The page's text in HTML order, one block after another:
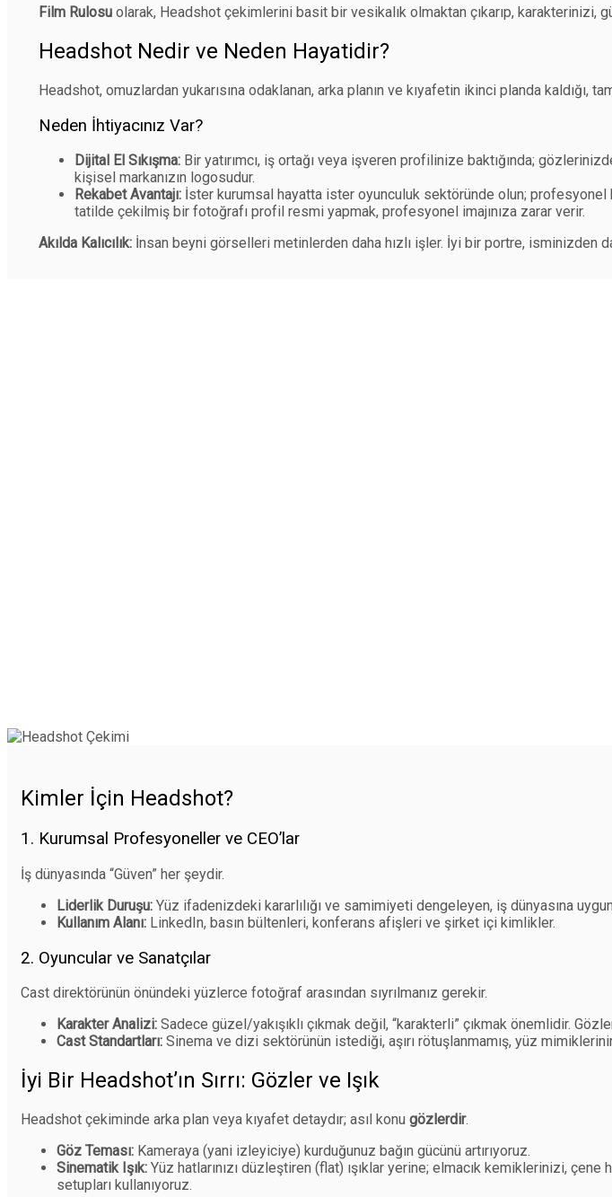
Film Rulosu olarak, Headshot çekimlerini basit bir vesikalık olmaktan çıkarıp, karakterinizi,
Headshot Nedir ve Neden Hayatidir?
Headshot, omuzlardan yukarısına odaklanan, arka planın ve kıyafetin ikinci planda kaldığı,
Neden İhtiyacınız Var?
Dijital El Sıkışma: Bir yatırımcı, iş ortağı veya işveren profilinize baktığında;
kişisel markanızın logosudur.
Rekabet Avantajı: İster kurumsal hayatta ister oyunculuk sektöründe olun; profesyonel
tatilde çekilmiş bir fotoğrafı profil resmi yapmak, profesyonel imajınıza zarar verir.
Akılda Kalıcılık: İnsan beyni görselleri metinlerden daha hızlı işler. İyi bir portre, isminizden
Kimler İçin Headshot?
1. Kurumsal Profesyoneller ve CEO’lar
İş dünyasında “Güven” her şeydir.
Liderlik Duruşu: Yüz ifadenizdeki kararlılığı ve samimiyeti dengeleyen, iş dünyasına
Kullanım Alanı: LinkedIn, basın bültenleri, konferans afişleri ve şirket içi kimlikler.
2. Oyuncular ve Sanatçılar
Cast direktörünün önündeki yüzlerce fotoğraf arasından sıyrılmanız gerekir.
Karakter Analizi: Sadece güzel/yakışıklı çıkmak değil, “karakterli” çıkmak önemlidir.
Cast Standartları: Sinema ve dizi sektörünün istediği, aşırı rötuşlanmamış, yüz
İyi Bir Headshot’ın Sırrı: Gözler ve Işık
Headshot çekiminde arka plan veya kıyafet detaydır; asıl konu gözlerdir.
Göz Teması: Kameraya (yani izleyiciye) kurduğunuz bağın gücünü artırıyoruz.
Sinematik Işık: Yüz hatlarınızı düzleştiren (flat) ışıklar yerine; elmacık kemiklerinizi, çene
setupları kullanıyoruz.